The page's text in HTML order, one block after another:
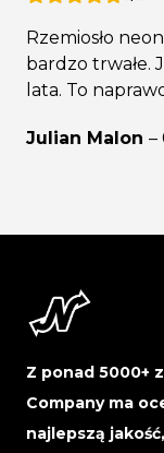
Rzemiosło
bardzo trwałe.
lata. To
Julian Malon –
Z ponad 5000+
Company ma
najlepszą